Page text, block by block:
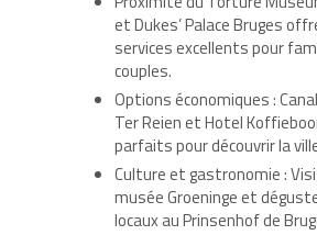
et Dukes’ Palace Bruges
services excellents pour
couples.
Options économiques:
Ter Reien et Hotel
parfaits pour découvrir la
Culture et gastronomie:
musée Groeninge et
locaux au Prinsenhof de